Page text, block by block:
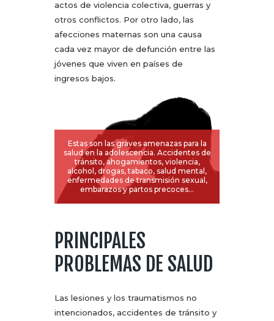
actos de violencia colectiva, guerras y
otros conflictos. Por otro lado, las
afecciones maternas son una causa
cada vez mayor de defunción entre las
jóvenes que viven en países de
ingresos bajos.
Estas son las graves amenazas para la
salud en la adolescencia. Accidentes de
tránsito, ahogamientos, violencia,
alcohol, drogas, tabaco, salud mental,
enfermedades de transmisión sexual,
embarazos y partos precoces…
PRINCIPALES
PROBLEMAS DE SALUD
Las lesiones y los traumatismos no
intencionados, accidentes de tránsito y